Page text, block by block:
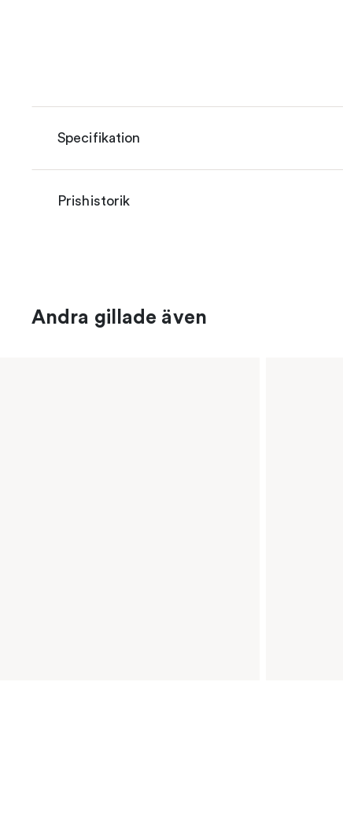
Specifikation
Prishistorik
Andra gillade även